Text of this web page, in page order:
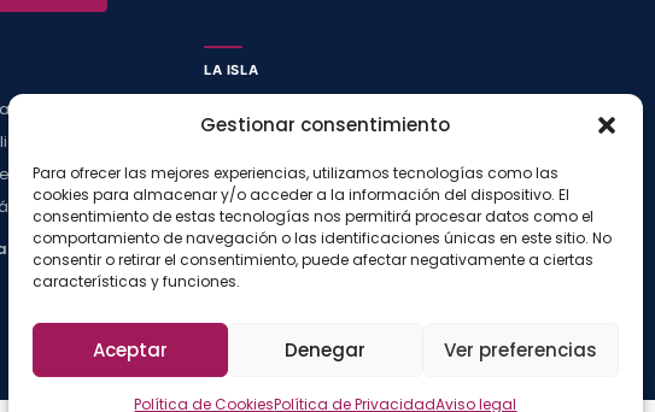
Gestionar consentimiento
Para ofrecer las mejores experiencias, utilizamos tecnologías como las
cookies para almacenar y/o acceder a la información del dispositivo. El
consentimiento de estas tecnologías nos permitirá procesar datos como el
comportamiento de navegación o las identificaciones únicas en este sitio. No
consentir o retirar el consentimiento, puede afectar negativamente a ciertas
características y funciones.
Aceptar Denegar Ver preferencias
Política de CookiesPolítica de PrivacidadAviso legal
Pola
→
LA ISLA
Con niños
Preguntas frecuentes
Press kit